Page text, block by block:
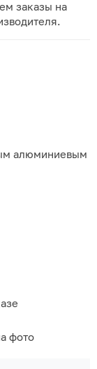
заказы на
алюминиевым
фото